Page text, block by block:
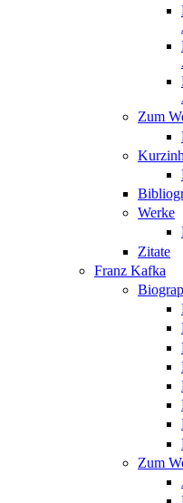
Zum
Werke
Zitate
Franz Kafka
Zum